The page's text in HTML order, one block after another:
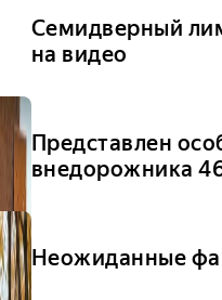
Семидверный
на видео
Представлен
внедорожника
Неожиданные